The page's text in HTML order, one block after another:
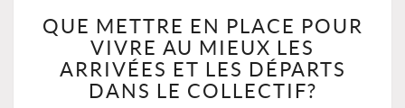
METTRE
EN
PLACE
POUR
QUE METTRE EN PLACE POUR
VIVRE AU MIEUX LES
ARRIVÉES ET LES DÉPARTS
DANS LE COLLECTIF?